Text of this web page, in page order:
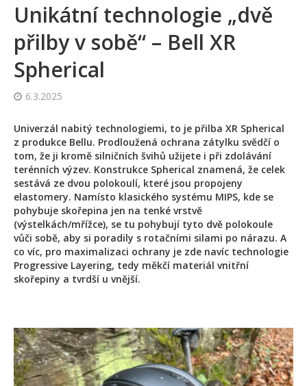
Unikátní technologie „dvě
přilby v sobě“ – Bell XR
Spherical
6.3.2025
Univerzál nabitý technologiemi, to je přilba XR Spherical
z produkce Bellu. Prodloužená ochrana zátylku svědčí o
tom, že ji kromě silničních švihů užijete i při zdolávání
terénních výzev. Konstrukce Spherical znamená, že celek
sestává ze dvou polokoulí, které jsou propojeny
elastomery. Namísto klasického systému MIPS, kde se
pohybuje skořepina jen na tenké vrstvě
(výstelkách/mřížce), se tu pohybují tyto dvě polokoule
vůči sobě, aby si poradily s rotačními silami po nárazu. A
co víc, pro maximalizaci ochrany je zde navíc technologie
Progressive Layering, tedy měkčí materiál vnitřní
skořepiny a tvrdší u vnější.